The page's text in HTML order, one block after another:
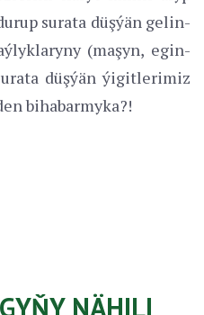
surata düşýän gelin-
(maşyn, egin-
düşýän ýigitlerimiz
bihabarmyka?!
NÄHILI